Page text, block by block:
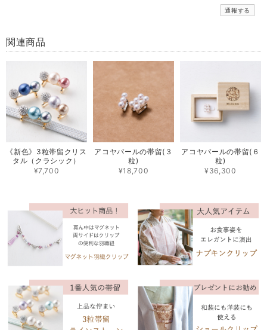
通報する
関連商品
《新色》3粒帯留クリス
タル（クラシック）
¥7,700
アコヤパールの帯留(３
粒)
¥18,700
アコヤパールの帯留(６
粒)
¥36,300